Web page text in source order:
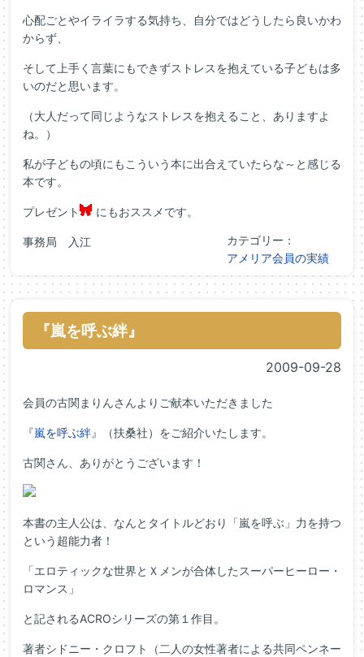
心配ごとやイライラする気持ち、自分ではどうしたら良いかわ
からず、
そして上手く言葉にもできずストレスを抱えている子どもは多
いのだと思います。
（大人だって同じようなストレスを抱えること、ありますよ
ね。）
私が子どもの頃にもこういう本に出合えていたらな～と感じる
本です。
プレゼント にもおススメです。
事務局 入江
カテゴリー：
アメリア会員の実績
『嵐を呼ぶ絆』
2009-09-28
会員の古関まりんさんよりご献本いただきました
『嵐を呼ぶ絆』（扶桑社）をご紹介いたします。
古関さん、ありがとうございます！
本書の主人公は、なんとタイトルどおり「嵐を呼ぶ」力を持つ
という超能力者！
「エロティックな世界とＸメンが合体したスーパーヒーロー・
ロマンス」
と記されるACROシリーズの第１作目。
著者シドニー・クロフト（二人の女性著者による共同ペンネー